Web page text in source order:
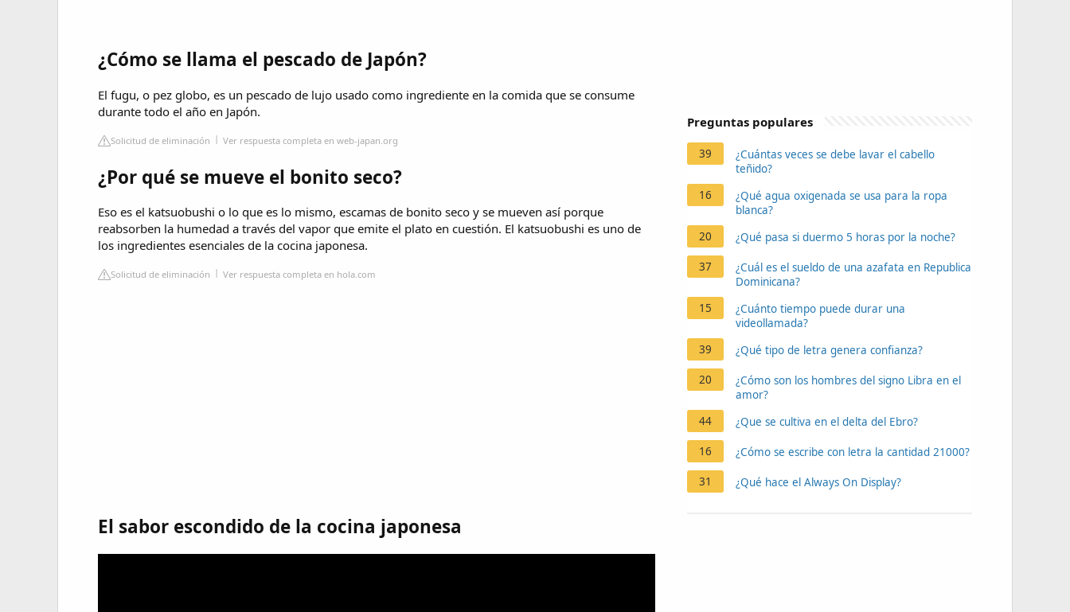
¿Cómo se llama el pescado de Japón?
El fugu, o pez globo, es un pescado de lujo usado como ingrediente en la comida que se consume
durante todo el año en Japón.
Solicitud de eliminación Ver respuesta completa en web-japan.org
¿Por qué se mueve el bonito seco?
Eso es el katsuobushi o lo que es lo mismo, escamas de bonito seco y se mueven así porque
reabsorben la humedad a través del vapor que emite el plato en cuestión. El katsuobushi es uno de
los ingredientes esenciales de la cocina japonesa.
Solicitud de eliminación Ver respuesta completa en hola.com
El sabor escondido de la cocina japonesa
Preguntas populares
39
¿Cuántas veces se debe lavar el cabello
teñido?
16
¿Qué agua oxigenada se usa para la ropa
blanca?
20
¿Qué pasa si duermo 5 horas por la noche?
37
¿Cuál es el sueldo de una azafata en Republica
Dominicana?
15
¿Cuánto tiempo puede durar una
videollamada?
39
¿Qué tipo de letra genera confianza?
20
¿Cómo son los hombres del signo Libra en el
amor?
44
¿Que se cultiva en el delta del Ebro?
16 ¿Cómo se escribe con letra la cantidad 21000?
31 ¿Qué hace el Always On Display?